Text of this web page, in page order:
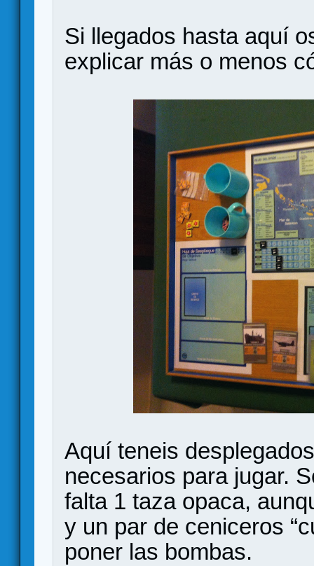
Si llegados hasta aquí
explicar más o menos
Aquí teneis
necesarios para jugar.
falta 1 taza opaca,
y un par de ceniceros
poner las bombas.